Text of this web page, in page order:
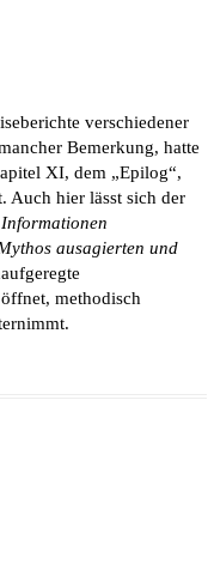
verschiedener
Bemerkung, hatte
XI, dem „Epilog“,
Auch hier lässt sich der
Informationen
ausagierten und
methodisch